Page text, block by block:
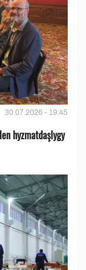
30.07.2026 - 19:45
hyzmatdaşlygy